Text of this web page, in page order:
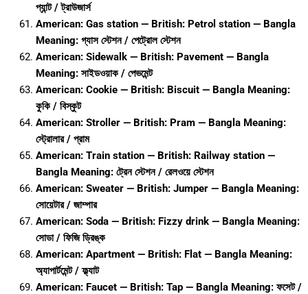
প্যান্ট / ট্রাউজার্স
American: Gas station — British: Petrol station — Bangla
Meaning: গ্যাস স্টেশন / পেট্রোল স্টেশন
American: Sidewalk — British: Pavement — Bangla
Meaning: সাইডওয়াক / পেভমেন্ট
American: Cookie — British: Biscuit — Bangla Meaning:
কুকি / বিস্কুট
American: Stroller — British: Pram — Bangla Meaning:
স্ট্রোলার / প্রাম
American: Train station — British: Railway station —
Bangla Meaning: ট্রেন স্টেশন / রেলওয়ে স্টেশন
American: Sweater — British: Jumper — Bangla Meaning:
সোয়েটার / জাম্পার
American: Soda — British: Fizzy drink — Bangla Meaning:
সোডা / ফিজি ড্রিঙ্ক
American: Apartment — British: Flat — Bangla Meaning:
অ্যাপার্টমেন্ট / ফ্ল্যাট
American: Faucet — British: Tap — Bangla Meaning: ফসেট /